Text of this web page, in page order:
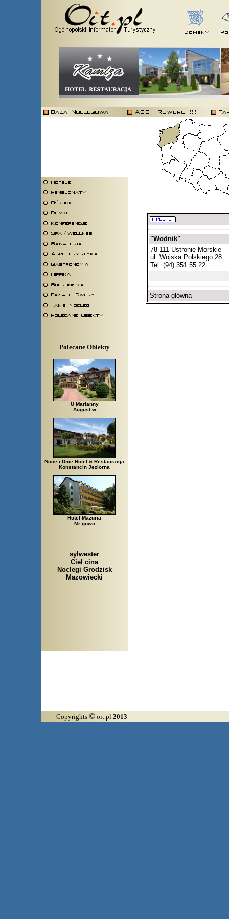
Polecane Obiekty
U Marianny
August w
Noce i Dnie Hotel & Restauracja
Konstancin Jeziorna
Hotel Mazuria
Mr gowo
sylwester
Ciel cina
Noclegi Grodzisk
Mazowiecki
"Wodnik"
78-111 Ustronie Morskie
ul. Wojska Polskiego 28
Tel. (94) 351 55 22
Strona główna
Copyrights © oit.pl 2013